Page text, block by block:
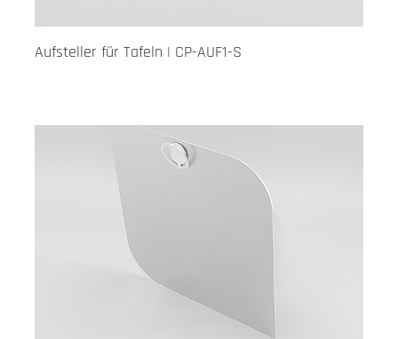
Aufsteller für Tafeln | CP-AUF1-S